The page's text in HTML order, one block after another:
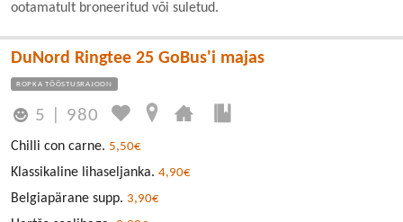
ootamatult broneeritud või suletud.
DuNord Ringtee 25 GoBus'i majas
ROPKA TÖÖSTUSRAJOON
5 980
Chilli con carne. 5,50€
Klassikaline lihaseljanka. 4,90€
Belgiapärane supp. 3,90€